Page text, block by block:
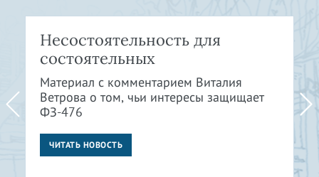
Несостоятельность для
состоятельных
Материал с комментарием Виталия
Ветрова о том, чьи интересы защищает
ФЗ-476
ЧИТАТЬ НОВОСТЬ